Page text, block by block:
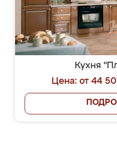
Кухня
Цена: от 44